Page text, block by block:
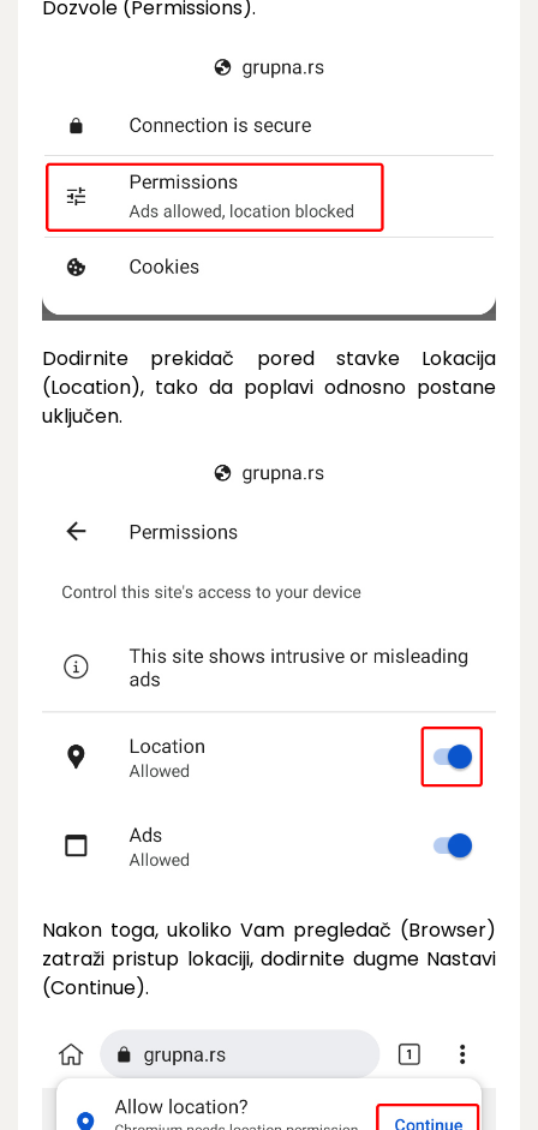
Dozvole (Permissions).
Dodirnite prekidač pored stavke Lokacija
(Location), tako da poplavi odnosno postane
uključen.
Nakon toga, ukoliko Vam pregledač (Browser)
zatraži pristup lokaciji, dodirnite dugme Nastavi
(Continue).